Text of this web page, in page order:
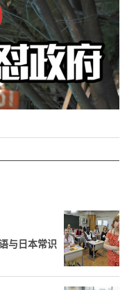
与日本常识